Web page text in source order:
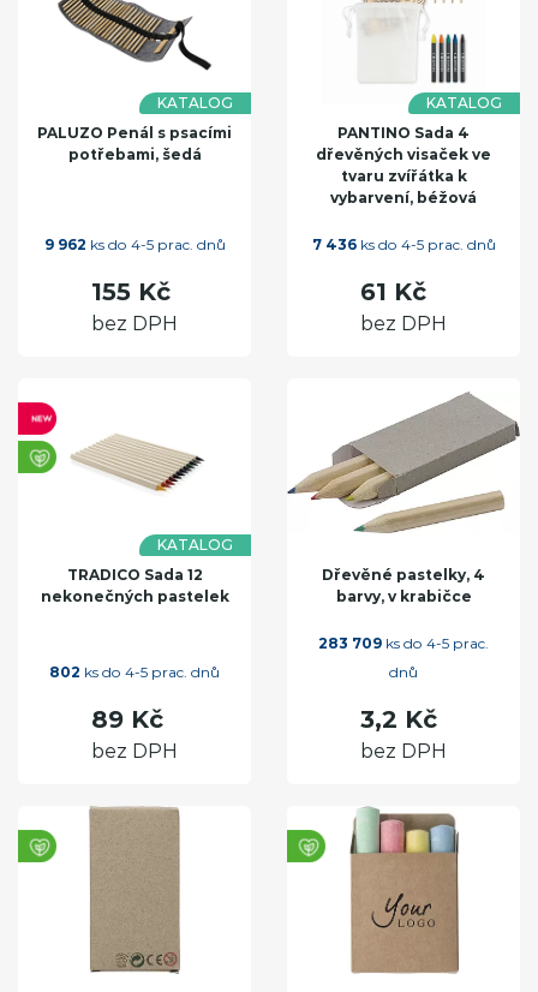
KATALOG
PALUZO Penál s psacími
potřebami, šedá
9 962 ks do 4-5 prac. dnů
155 Kč
bez DPH
KATALOG
PANTINO Sada 4
dřevěných visaček ve
tvaru zvířátka k
vybarvení, béžová
7 436ks do 4-5 prac. dnů
61 Kč
bez DPH
KATALOG
TRADICO Sada 12
nekonečných pastelek
802 ks do 4-5 prac. dnů
89 Kč
bez DPH
Dřevěné pastelky, 4
barvy, v krabičce
283 709 ks do 4-5 prac.
dnů
3,2 Kč
bez DPH